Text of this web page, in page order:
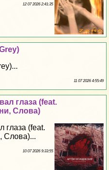
12 07 2026 2:41:35
11 07 2026 4:55:49
глаза (feat.
Слова)
глаза (feat.
Слова)...
10 07 2026 9:33:55